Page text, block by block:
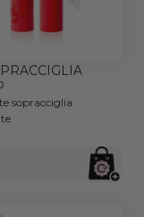
sopracciglia